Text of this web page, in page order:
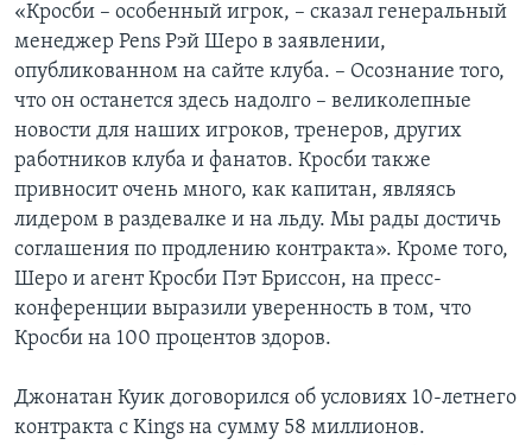
«Кросби – особенный игрок, – сказал генеральный
менеджер Pens Рэй Шеро в заявлении,
опубликованном на сайте клуба. – Осознание того,
что он останется здесь надолго – великолепные
новости для наших игроков, тренеров, других
работников клуба и фанатов. Кросби также
привносит очень много, как капитан, являясь
лидером в раздевалке и на льду. Мы рады достичь
соглашения по продлению контракта». Кроме того,
Шеро и агент Кросби Пэт Бриссон, на пресс-
конференции выразили уверенность в том, что
Кросби на 100 процентов здоров.
Джонатан Куик договорился об условиях 10-летнего
контракта с Kings на сумму 58 миллионов.